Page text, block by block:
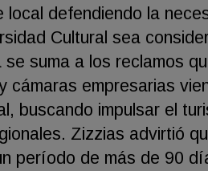
defendiendo la
Cultural sea
suma a los reclamos
empresarias
buscando impulsar el
Zizzias advirtió
período de más de 90